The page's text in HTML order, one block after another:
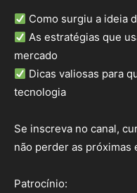
Como surgiu a ideia
As estratégias que
mercado
Dicas valiosas para
tecnologia
Se inscreva no canal,
não perder as
Patrocínio: